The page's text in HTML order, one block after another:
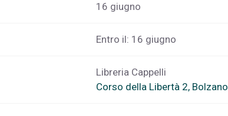
16 giugno
Entro il: 16 giugno
Libreria Cappelli
Corso della Libertà 2, Bolzano